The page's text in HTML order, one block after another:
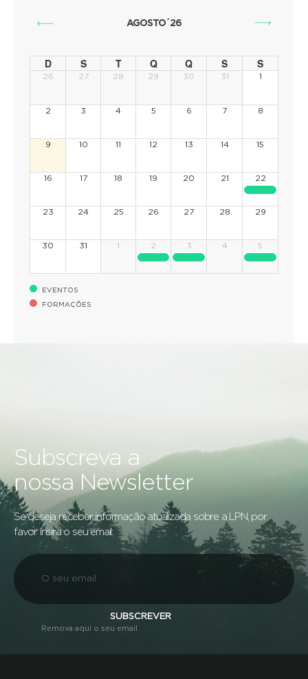
AGOSTO´26
D S T Q Q S S
26 27 28 29 30 31 1
2 3 4 5 6 7 8
9 10 11 12 13 14 15
16 17 18 19 20 21 22
23 24 25 26 27 28 29
30 31 1 2 3 4 5
EVENTOS
FORMAÇÕES
Subscreva a
nossa Newsletter
Se deseja receber informação atualizada sobre a LPN, por
favor insira o seu email:
SUBSCREVER
Remova aqui o seu email